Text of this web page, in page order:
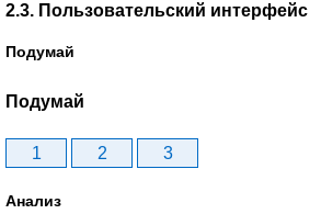
2.3. Пользовательский интерфейс
Подумай
Подумай
1 2 3
Анализ